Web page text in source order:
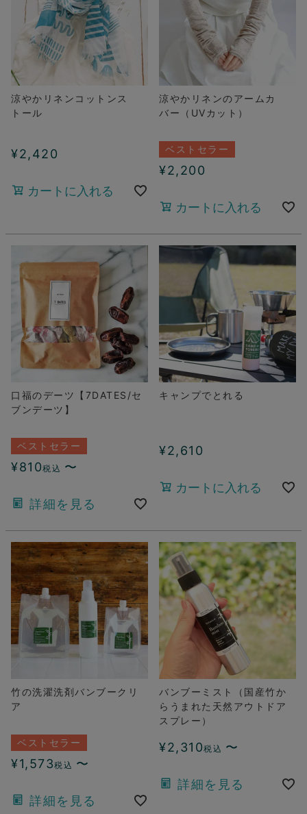
涼やかリネンコットンス
トール
¥2,420
カートに入れる
涼やかリネンのアームカ
バー（UVカット）
ベストセラー
¥2,200
カートに入れる
口福のデーツ【7DATES/セ
ブンデーツ】
ベストセラー
¥810税込 〜
詳細を見る
キャンプでとれる
¥2,610
カートに入れる
竹の洗濯洗剤バンブークリ
ア
ベストセラー
¥1,573税込 〜
詳細を見る
バンブーミスト（国産竹か
らうまれた天然アウトドア
スプレー）
¥2,310税込 〜
詳細を見る